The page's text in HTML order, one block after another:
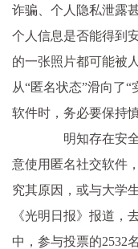
诈骗、个人隐私泄露
个人信息是否能得到
的一张照片都可能被
从“匿名状态”滑向了
软件时，务必要保持
明知存在安全
意使用匿名社交软件
究其原因，或与大学
《光明日报》报道，
中，参与投票的2532